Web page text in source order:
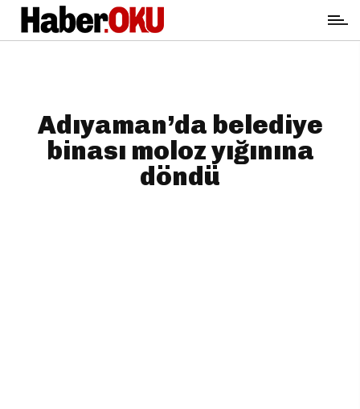
Adıyaman’da belediye
binası moloz yığınına
döndü